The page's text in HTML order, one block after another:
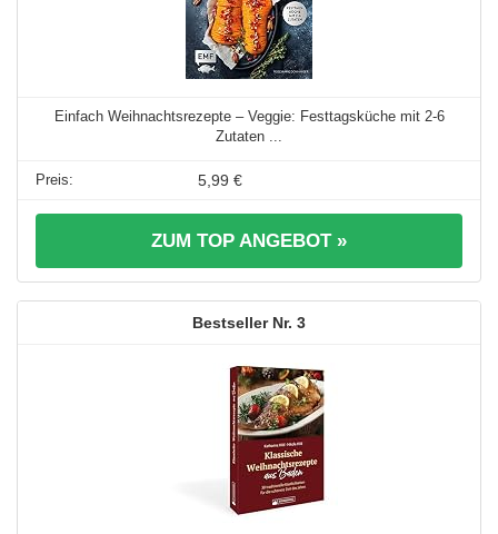
Einfach Weihnachtsrezepte – Veggie: Festtagsküche mit 2-6
Zutaten ...
5,99 €
ZUM TOP ANGEBOT »
3